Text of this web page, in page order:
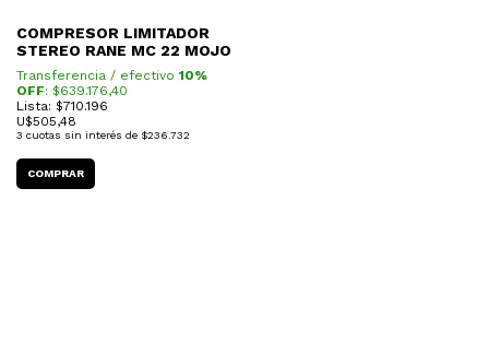
COMPRESOR LIMITADOR
STEREO RANE MC 22 MOJO
Transferencia / efectivo 10%
OFF: $639.176,40
Lista: $710.196
U$505,48
3 cuotas sin interés de $236.732